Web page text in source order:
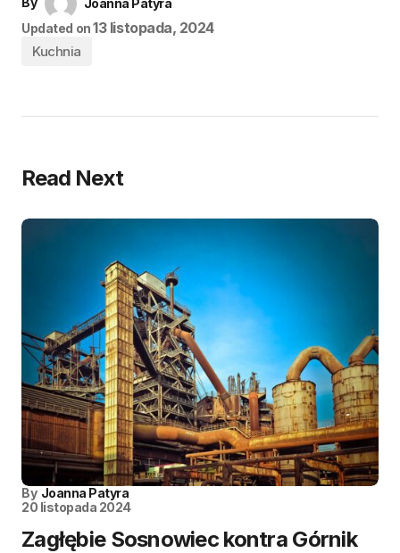
Joanna Patyra
Updated on 13 listopada, 2024
Kuchnia
Read Next
By Joanna Patyra
20 listopada 2024
Zagłębie Sosnowiec kontra Górnik